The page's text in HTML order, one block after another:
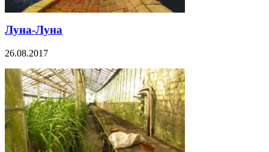
Луна-Луна
26.08.2017